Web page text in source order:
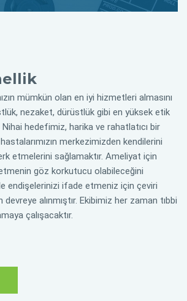
mümkün olan en iyi hizmetleri almasını
nezaket, dürüstlük gibi en yüksek etik
Nihai hedefimiz, harika ve rahatlatıcı bir
merkezimizden kendilerini
etmelerini sağlamaktır. Ameliyat için
göz korkutucu olabileceğini
endişelerinizi ifade etmeniz için çeviri
alınmıştır. Ekibimiz her zaman tıbbi
çalışacaktır.